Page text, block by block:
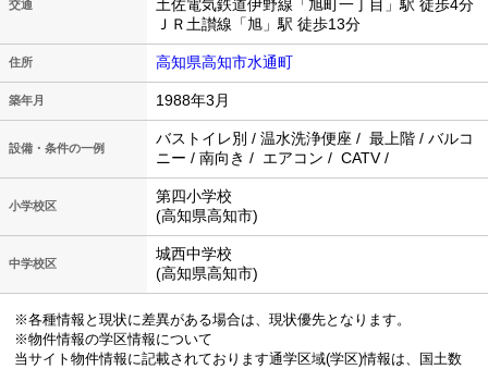
交通
土佐電気鉄道伊野線「旭町一丁目」駅 徒歩4分
ＪＲ土讃線「旭」駅 徒歩13分
住所 高知県高知市水通町
築年月 1988年3月
設備・条件の一例
バストイレ別 / 温水洗浄便座 / 最上階 / バルコ
ニー / 南向き / エアコン / CATV /
小学校区
第四小学校
(高知県高知市)
中学校区
城西中学校
(高知県高知市)
※各種情報と現状に差異がある場合は、現状優先となります。
※物件情報の学区情報について
当サイト物件情報に記載されております通学区域(学区)情報は、国土数